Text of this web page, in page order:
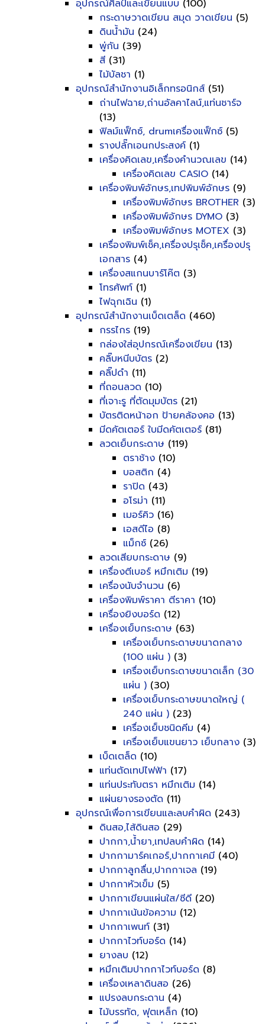
อุปกรณ์ศิลป์และเขียนแบบ (100)
กระดาษวาดเขียน สมุด วาดเขียน (5)
ดินน้ำมัน (24)
พู่กัน (39)
สี (31)
ไม้บัลชา (1)
อุปกรณ์สำนักงานอิเล็กทรอนิกส์ (51)
ถ่านไฟฉาย,ถ่านอัลคาไลน์,แท่นชาร์จ
(13)
ฟิลม์แฟ็กซ์, drumเครื่องแฟ็กซ์ (5)
รางปลั๊กเอนกประสงค์ (1)
เครื่องคิดเลข,เครื่องคำนวณเลข (14)
เครื่องคิดเลข CASIO (14)
เครื่องพิมพ์อักษร,เทปพิมพ์อักษร (9)
เครื่องพิมพ์อักษร BROTHER (3)
เครื่องพิมพ์อักษร DYMO (3)
เครื่องพิมพ์อักษร MOTEX (3)
เครื่องพิมพ์เช็ค,เครื่องปรุเช็ค,เครื่องปรุ
เอกสาร (4)
เครื่องสแกนบาร์โค๊ต (3)
โทรศัพท์ (1)
ไฟฉุกเฉิน (1)
อุปกรณ์สำนักงานเบ็ดเตล็ด (460)
กรรไกร (19)
กล่องใส่อุปกรณ์เครื่องเขียน (13)
คลิ๊บหนีบบัตร (2)
คลิ๊ปดำ (11)
ที่ถอนลวด (10)
ที่เจาะรู ที่ตัดมุมบัตร (21)
บัตรติดหน้าอก ป้ายคล้องคอ (13)
มีดคัตเตอร์ ใบมีดคัตเตอร์ (81)
ลวดเย็บกระดาษ (119)
ตราช้าง (10)
บอสติก (4)
ราปิด (43)
อโรม่า (11)
เมอร์คิว (16)
เอสดีไอ (8)
แม็กซ์ (26)
ลวดเสียบกระดาษ (9)
เครื่องตีเบอร์ หมึกเติม (19)
เครื่องนับจำนวน (6)
เครื่องพิมพ์ราคา ตีราคา (10)
เครื่องยิงบอร์ด (12)
เครื่องเย็บกระดาษ (63)
เครื่องเย็บกระดาษขนาดกลาง
(100 แผ่น ) (3)
เครื่องเย็บกระดาษขนาดเล็ก (30
แผ่น ) (30)
เครื่องเย็บกระดาษขนาดใหญ่ (
240 แผ่น ) (23)
เครื่องเย็บชนิดคีม (4)
เครื่องเย็บแขนยาว เย็บกลาง (3)
เบ็ดเตล็ด (10)
แท่นตัดเทปไฟฟ้า (17)
แท่นประทับตรา หมึกเติม (14)
แผ่นยางรองตัด (11)
อุปกรณ์เพื่อการเขียนและลบคำผิด (243)
ดินสอ,ไส้ดินสอ (29)
ปากกา,น้ำยา,เทปลบคำผิด (14)
ปากกามาร์คเกอร์,ปากกาเคมี (40)
ปากกาลูกลื่น,ปากกาเจล (19)
ปากกาหัวเข็ม (5)
ปากกาเขียนแผ่นใส/ซีดี (20)
ปากกาเน้นข้อความ (12)
ปากกาเพนท์ (31)
ปากกาไวท์บอร์ด (14)
ยางลบ (12)
หมึกเติมปากกาไวท์บอร์ด (8)
เครื่องเหลาดินสอ (26)
แปรงลบกระดาน (4)
ไม้บรรทัด, ฟุตเหล็ก (10)